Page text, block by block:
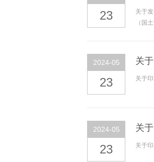
23
关于
（国
2024-05
23
关
关于
2024-05
23
关
关于